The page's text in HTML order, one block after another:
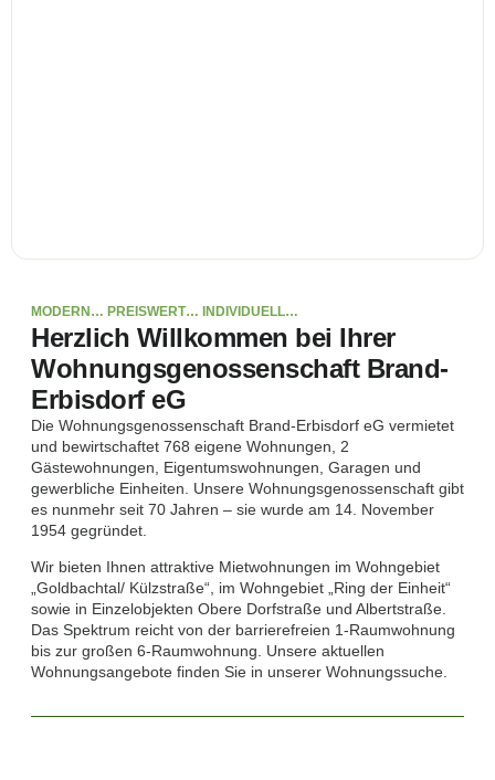
MODERN… PREISWERT… INDIVIDUELL…
Herzlich Willkommen bei Ihrer
Wohnungsgenossenschaft Brand-
Erbisdorf eG
Die Wohnungsgenossenschaft Brand-Erbisdorf eG vermietet
und bewirtschaftet 768 eigene Wohnungen, 2
Gästewohnungen, Eigentumswohnungen, Garagen und
gewerbliche Einheiten. Unsere Wohnungsgenossenschaft gibt
es nunmehr seit 70 Jahren – sie wurde am 14. November
1954 gegründet.
Wir bieten Ihnen attraktive Mietwohnungen im Wohngebiet
„Goldbachtal/ Külzstraße“, im Wohngebiet „Ring der Einheit“
sowie in Einzelobjekten Obere Dorfstraße und Albertstraße.
Das Spektrum reicht von der barrierefreien 1-Raumwohnung
bis zur großen 6-Raumwohnung. Unsere aktuellen
Wohnungsangebote finden Sie in unserer Wohnungssuche.